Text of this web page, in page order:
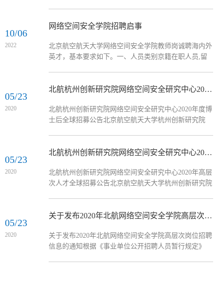
络空间安全博士后流动站、首批网络空间安全北京高精
号。学院设有信息安全、信息对抗技术和网络空间安全
3个本科专业，其中信息安全专业和信息对抗技术专业
10/06
2022
网络空间安全学院招聘启事
北京航空航天大学网络空间安全学院教师岗诚聘海内外
英才，基本要求如下。一、人员类别京籍在职人员,留
2、在科学研究方面取得的近五年内代表性成果中高水
（申请人的学生为第一作者）。代表性成果不仅限于发
表高水平论文/论著、承担有较大学术影响和应用价值
05/23
2020
北航杭州创新研究院网络空间安全研究中心2020年度博士后全球招募公告
北航杭州创新研究院网络空间安全研究中心2020年度博
士后全球招募公告北京航空航天大学杭州创新研究院
机构。在2019年接连荣获“2019年度杭州市最具影响力
站”两项殊荣。为汇聚一批创新青年人才，打造一支高
水平博士后科研队伍，进一步加强杭州高新区（滨...
05/23
2020
北航杭州创新研究院网络空间安全研究中心2020年高层次人才全球招募公告
北航杭州创新研究院网络空间安全研究中心2020年高层
次人才全球招募公告北京航空航天大学杭州创新研究院
为加快实现研究院建设成为信息领域国际一流科研创新
科技发展的卓越青年人才，打造一批具有国际一流水平
的科研创新团队。并在2019年接连荣获“2019年度杭...
05/23
2020
关于发布2020年北航网络空间安全学院高层次岗位招聘信息的通知
关于发布2020年北航网络空间安全学院高层次岗位招聘
信息的通知根据《事业单位公开招聘人员暂行规定》